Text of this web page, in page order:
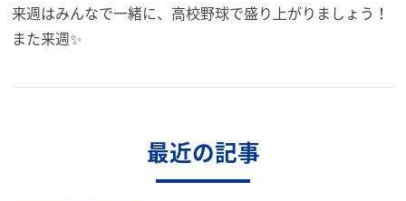
来週はみんなで一緒に、高校野球で盛り上がりましょう！
また来週✨
最近の記事